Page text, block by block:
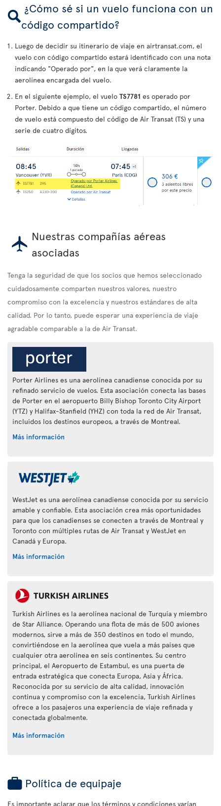
¿Cómo sé si un vuelo funciona con un
código compartido?
Luego de decidir su itinerario de viaje en airtransat.com, el
vuelo con código compartido estará identificado con una nota
indicando "Operado por", en la que verá claramente la
aerolínea encargada del vuelo.
En el siguiente ejemplo, el vuelo TS7781 es operado por
Porter. Debido a que tiene un código compartido, el número
de vuelo está compuesto del código de Air Transat (TS) y una
serie de cuatro dígitos.
Nuestras compañías aéreas
asociadas
Tenga la seguridad de que los socios que hemos seleccionado
cuidadosamente comparten nuestros valores, nuestro
compromiso con la excelencia y nuestros estándares de alta
calidad. Por lo tanto, puede esperar una experiencia de viaje
agradable comparable a la de Air Transat.
Porter Airlines es una aerolínea canadiense conocida por su
refinado servicio de vuelos. Esta asociación conecta las bases
de Porter en el aeropuerto Billy Bishop Toronto City Airport
(YTZ) y Halifax-Stanfield (YHZ) con toda la red de Air Transat,
incluidos los destinos europeos, a través de Montreal.
Más información
WestJet es una aerolínea canadiense conocida por su servicio
amable y confiable. Esta asociación crea más oportunidades
para que los canadienses se conecten a través de Montreal y
Toronto con múltiples rutas de Air Transat y WestJet en
Canadá y Europa.
Más información
Turkish Airlines es la aerolínea nacional de Turquía y miembro
de Star Alliance. Operando una flota de más de 500 aviones
modernos, sirve a más de 350 destinos en todo el mundo,
convirtiéndose en la aerolínea que vuela a más países que
cualquier otra aerolínea en seis continentes. Su centro
principal, el Aeropuerto de Estambul, es una puerta de
entrada estratégica que conecta Europa, Asia y África.
Reconocida por su servicio de alta calidad, innovación
continua y compromiso con la excelencia, Turkish Airlines
ofrece a los pasajeros una experiencia de viaje refinada y
conectada globalmente.
Más información
Política de equipaje
Es importante aclarar que los términos y condiciones varían